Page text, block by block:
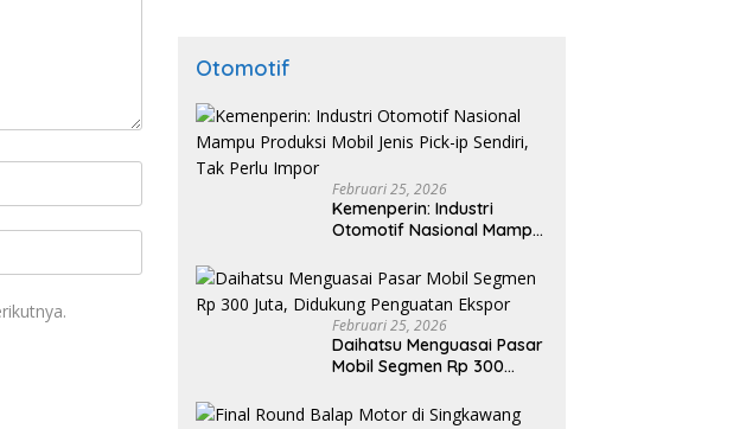
Otomotif
Februari 25, 2026
Kemenperin: Industri
Otomotif Nasional Mampu
ip Sendiri, Tak Perlu Impor
Februari 25, 2026
Daihatsu Menguasai Pasar
Mobil Segmen Rp 300
Ekspor